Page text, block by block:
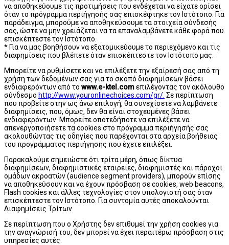
να αποθηκεύουμε τις προτιμήσεις που ενδέχεται να είχατε ορίσει
όταν το πρόγραμμα περιήγησής σας επισκέφτηκε τον Ιστότοπο. Για
παράδειγμα, μπορούμε να αποθηκεύσουμε τα στοιχεία σύνδεσής
σας, ώστε να μην χρειάζεται να τα επαναλαμβάνετε κάθε φορά που
επισκέπτεστε τον Ιστότοπο.
* Για να μας βοηθήσουν να εξατομικεύουμε το περιεχόμενο και τις
διαφημίσεις που βλέπετε όταν επισκέπτεστε τον Ιστότοπο μας.
Μπορείτε να ρυθμίσετε και να επιλέξετε την εξαίρεσή σας από τη
χρήση των δεδομένων σας για το σκοπό διαφημίσεων βάσει
ενδιαφερόντων από το www.e-ktel.comεπιλέγοντας τον ακόλουθο
σύνδεσμο http://www.youronlinechoices.com/gr/. Σε περίπτωση
που προβείτε στην ως άνω επιλογή, θα συνεχίσετε να λαμβάνετε
διαφημίσεις, που, όμως, δεν θα είναι στοχευμένες βάσει
ενδιαφερόντων. Μπορείτε οποτεδήποτε να επιλέξετε να
απενεργοποιήσετε τα cookies στο πρόγραμμα περιήγησής σας
ακολουθώντας τις οδηγίες που παρέχονται στα αρχεία βοήθειας
του προγράμματος περιήγησης που έχετε επιλέξει.
Παρακαλούμε σημειώστε ότι τρίτα μέρη, όπως δίκτυα
διαφημίσεων, διαφημιστικές εταιρείες, διαφημιστές και πάροχοι
ομάδων ακροατών (audience segment providers), μπορούν επίσης
να αποθηκεύσουν και να έχουν πρόσβαση σε cookies, web beacons,
Flash cookies και άλλες τεχνολογίες στον υπολογιστή σας όταν
επισκέπτεστε τον Ιστότοπο. Για συντομία αυτές αποκαλούνται
Διαφημίσεις Τρίτων.
Σε περίπτωση που ο Χρήστης δεν επιθυμεί την χρήση cookies για
την αναγνώρισή του, δεν μπορεί να έχει περαιτέρω πρόσβαση στις
υπηρεσίες αυτές.